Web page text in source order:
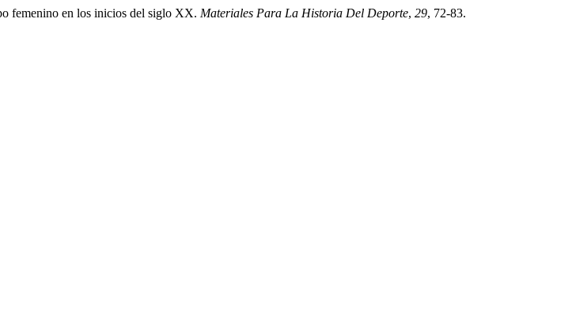
femenino en los inicios del siglo XX. Materiales Para La Historia Del Deporte, 29, 72-83.